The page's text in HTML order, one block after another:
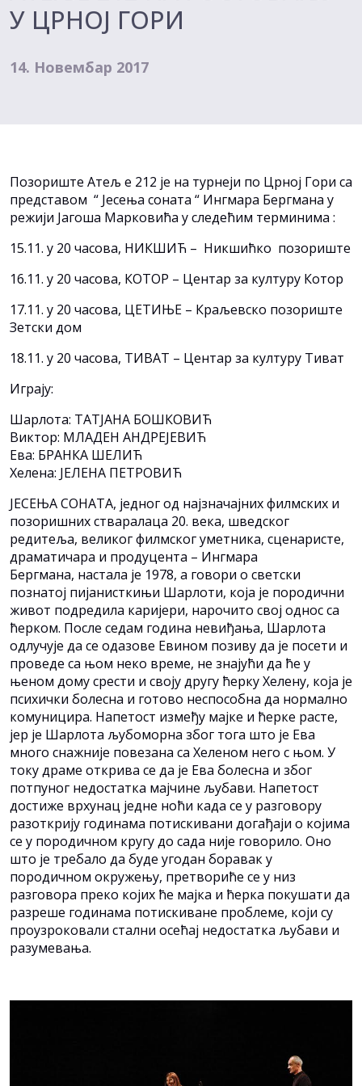
У ЦРНОЈ ГОРИ
14. Новембар 2017
Позориште Атељ е 212 је на турнеји по Црној Гори са
представом “ Јесења соната “ Ингмара Бергмана у
режији Јагоша Марковића у следећим терминима :
15.11. у 20 часова, НИКШИЋ – Никшићко позориште
16.11. у 20 часова, КОТОР – Центар за културу Котор
17.11. у 20 часова, ЦЕТИЊЕ – Краљевско позориште
Зетски дом
18.11. у 20 часова, ТИВАТ – Центар за културу Тиват
Играју:
Шарлота: ТАТЈАНА БОШКОВИЋ
Виктор: МЛАДЕН АНДРЕЈЕВИЋ
Ева: БРАНКА ШЕЛИЋ
Хелена: ЈЕЛЕНА ПЕТРОВИЋ
ЈЕСЕЊА СОНАТА, једног од најзначајних филмских и
позоришних стваралаца 20. века, шведског
редитеља, великог филмског уметника, сценаристе,
драматичара и продуцента – Ингмара
Бергмана, настала је 1978, а говори о светски
познатој пијанисткињи Шарлоти, која је породични
живот подредила каријери, нарочито свој однос са
ћерком. После седам година невиђања, Шарлота
одлучује да се одазове Евином позиву да је посети и
проведе са њом неко време, не знајући да ће у
њеном дому срести и своју другу ћерку Хелену, која је
психички болесна и готово неспособна да нормално
комуницира. Напетост између мајке и ћерке расте,
јер је Шарлота љубоморна због тога што је Ева
много снажније повезана са Хеленом него с њом. У
току драме открива се да је Ева болесна и због
потпуног недостатка мајчине љубави. Напетост
достиже врхунац једне ноћи када се у разговору
разоткрију годинама потискивани догађаји о којима
се у породичном кругу до сада није говорило. Оно
што је требало да буде угодан боравак у
породичном окружењу, претвориће се у низ
разговора преко којих ће мајка и ћерка покушати да
разреше годинама потискиване проблеме, који су
проузроковали стални осећај недостатка љубави и
разумевања.